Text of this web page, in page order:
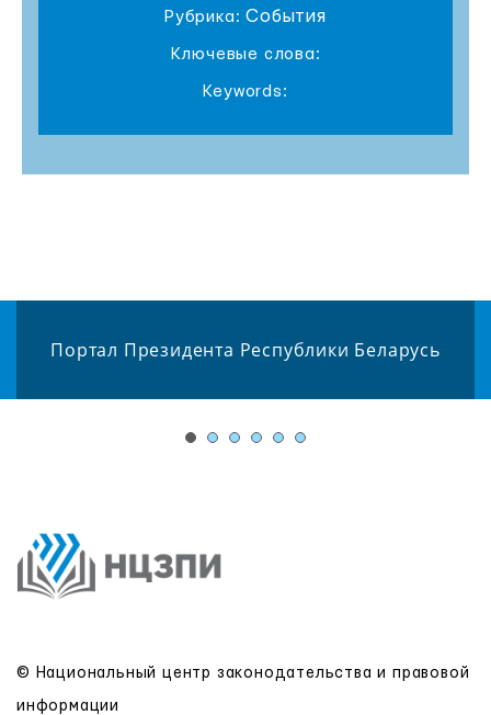
Рубрика:События
Ключевые слова:
Keywords:
Портал Президента Республики Беларусь
© Национальный центр законодательства и правовой
информации